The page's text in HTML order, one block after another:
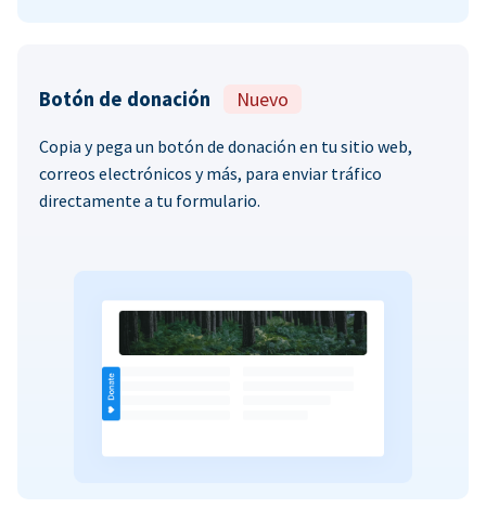
Botón de donación Nuevo
Copia y pega un botón de donación en tu sitio web,
correos electrónicos y más, para enviar tráfico
directamente a tu formulario.